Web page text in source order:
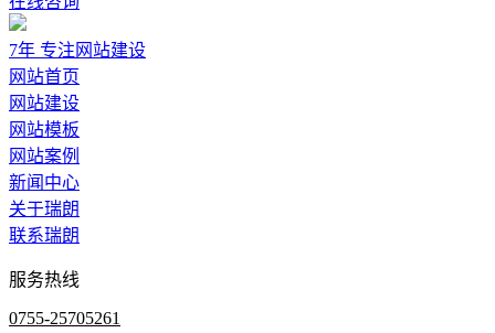
7年 专注网站建设
网站首页
网站建设
网站模板
网站案例
新闻中心
关于瑞朗
联系瑞朗
服务热线
0755-25705261